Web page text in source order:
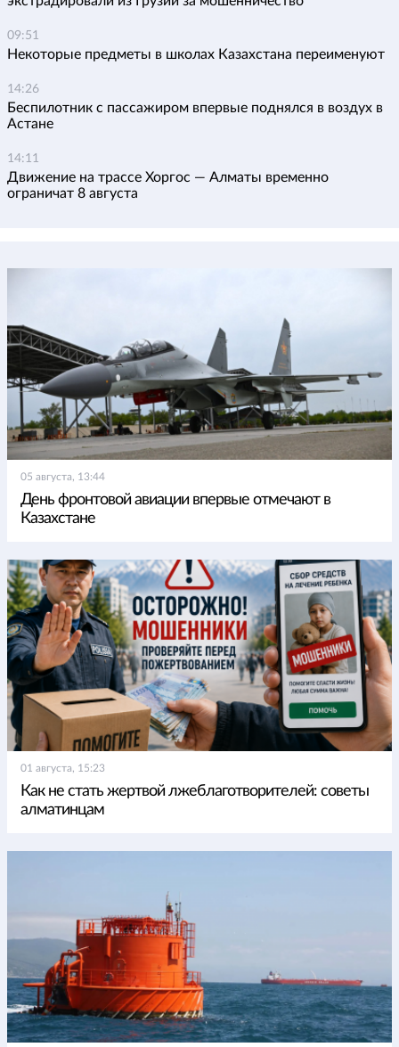
09:51
Некоторые предметы в школах Казахстана переименуют
14:26
Беспилотник с пассажиром впервые поднялся в воздух в
Астане
14:11
Движение на трассе Хоргос — Алматы временно
ограничат 8 августа
05 августа, 13:44
День фронтовой авиации впервые отмечают в
Казахстане
01 августа, 15:23
Как не стать жертвой лжеблаготворителей: советы
алматинцам